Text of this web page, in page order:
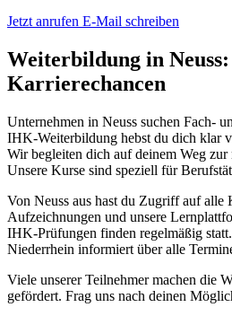
Jetzt anrufen E-Mail schreiben
Weiterbildung in Neuss:
Karrierechancen
Unternehmen in Neuss suchen Fach-
IHK-Weiterbildung hebst du dich klar
Wir begleiten dich auf deinem Weg zur
Unsere Kurse sind speziell für
Von Neuss aus hast du Zugriff auf alle
Aufzeichnungen und unsere
IHK-Prüfungen finden regelmäßig
Niederrhein informiert über alle
Viele unserer Teilnehmer machen die
gefördert. Frag uns nach deinen